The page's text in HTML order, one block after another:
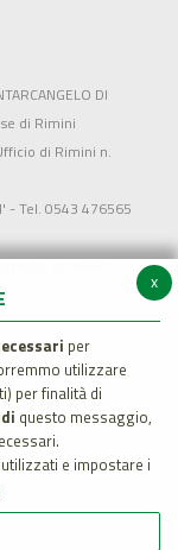
DI
di Rimini
di Rimini n.
- Tel. 0543 476565
di MARR
x
per
utilizzare
per finalità di
questo messaggio,
e impostare i